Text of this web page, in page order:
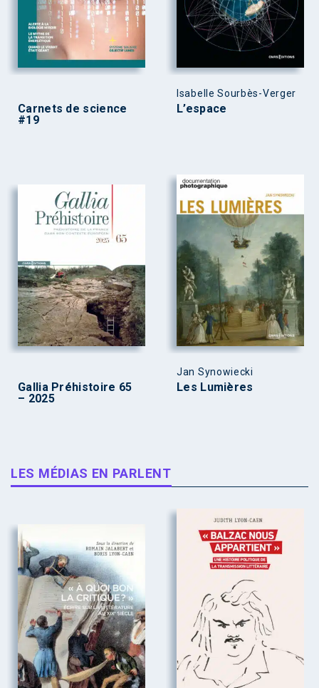
Carnets de science
#19
Isabelle Sourbès-Verger
L’espace
Gallia Préhistoire 65
– 2025
Jan Synowiecki
Les Lumières
LES MÉDIAS EN PARLENT